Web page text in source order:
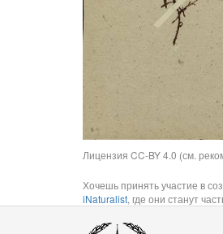
Лицензия CC-BY 4.0 (см.
Хочешь принять участие в
iNaturalist, где они станут